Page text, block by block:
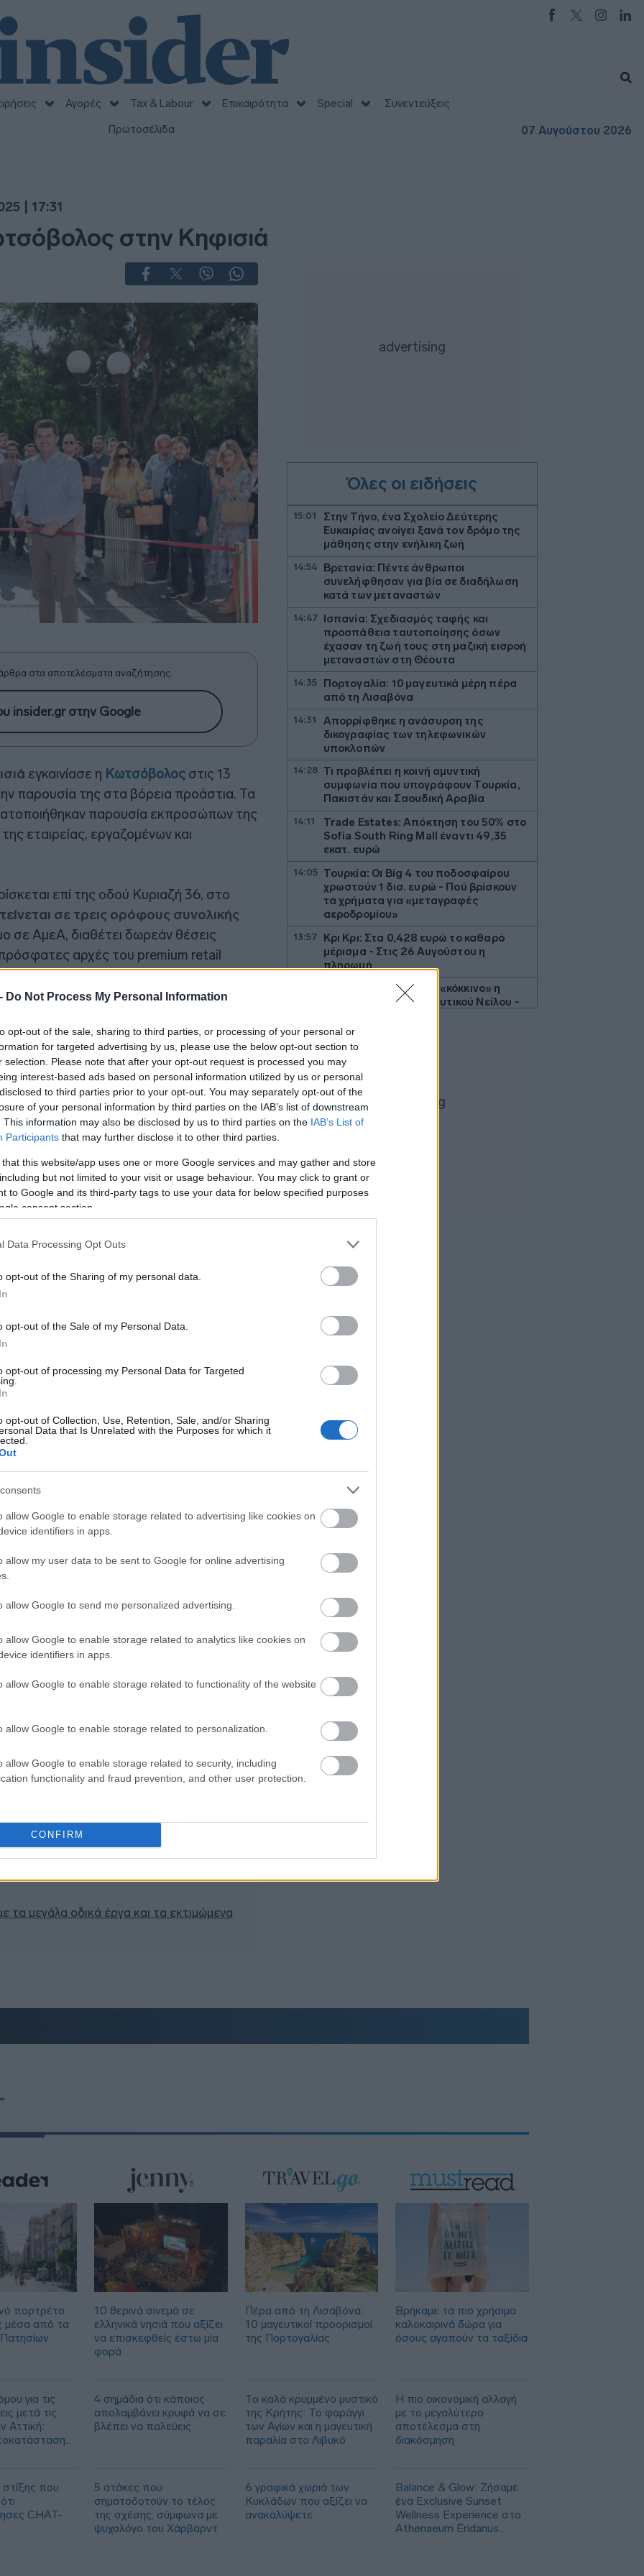
Do Not Process My Personal Information
opt-out of the sale, sharing to third parties, or processing of your personal or
for targeted advertising by us, please use the below opt-out section to
selection. Please note that after your opt-out request is processed you may
interest-based ads based on personal information utilized by us or personal
to third parties prior to your opt-out. You may separately opt-out of the
of your personal information by third parties on the IAB’s list of downstream
This information may also be disclosed by us to third parties on the IAB’s List of
Participants that may further disclose it to other third parties.
that this website/app uses one or more Google services and may gather and store
but not limited to your visit or usage behaviour. You may click to grant or
to Google and its third-party tags to use your data for below specified purposes
consent section.
Data Processing Opt Outs
opt-out of the Sharing of my personal data.
opt-out of the Sale of my Personal Data.
opt-out of processing my Personal Data for Targeted
opt-out of Collection, Use, Retention, Sale, and/or Sharing
Data that Is Unrelated with the Purposes for which it
allow Google to enable storage related to advertising like cookies on
identifiers in apps.
allow my user data to be sent to Google for online advertising
allow Google to send me personalized advertising.
allow Google to enable storage related to analytics like cookies on
identifiers in apps.
allow Google to enable storage related to functionality of the website
allow Google to enable storage related to personalization.
allow Google to enable storage related to security, including
functionality and fraud prevention, and other user protection.
CONFIRM
Αγορές Tax & Labour Επικαιρότητα Special
Συνεντεύξεις
Πρωτοσέλιδα
07 Αυγούστου 2026
| 17:31
στην Κηφισιά
στα αποτελέσματα αναζήτησης.
insider.gr στην Google
εγκαινίασε η Κωτσόβολος στις 13
παρουσία της στα βόρεια προάστια. Τα
παρουσία εκπροσώπων της
εταιρείας, εργαζομένων και
επί της οδού Κυριαζή 36, στο
σε τρεις ορόφους συνολικής
σε ΑμεΑ, διαθέτει δωρεάν θέσεις
πρόσφατες αρχές του premium retail
και ειδικά διαμορφωμένους branded
στην Κηφισιά αποτυπώνει μια νέα
καταναλωτή: όχι απλώς με προϊόντα,
συνδυάζουν κορυφαία brands,
για την καθημερινή ζωή. Δεν
ένα πλαίσιο επιλογών με
ανάγκες του σήμερα. Στο
παρουσίας μας σε κομβικά σημεία, η
αγορών — είναι ένας
της καθημερινότητας και των
για το 2027 - Το παράπονο της
Ιστορία
«κίτρινα» και «κόκκινα» σπίτια για
τα μεγάλα οδικά έργα και τα εκτιμώμενα
Όλες οι ειδήσεις
15:01
Στην Τήνο, ένα Σχολείο Δεύτερης
Ευκαιρίας ανοίγει ξανά τον δρόμο της
μάθησης στην ενήλικη ζωή
14:54
Βρετανία: Πέντε άνθρωποι
συνελήφθησαν για βία σε διαδήλωση
κατά των μεταναστών
14:47 Ισπανία: Σχεδιασμός ταφής και
προσπάθεια ταυτοποίησης όσων
έχασαν τη ζωή τους στη μαζική εισροή
μεταναστών στη Θέουτα
14:35
Πορτογαλία: 10 μαγευτικά μέρη πέρα
από τη Λισαβόνα
14:31
Απορρίφθηκε η ανάσυρση της
δικογραφίας των τηλεφωνικών
υποκλοπών
14:28 Τι προβλέπει η κοινή αμυντική
συμφωνία που υπογράφουν Τουρκία,
Πακιστάν και Σαουδική Αραβία
14:11
Trade Estates: Απόκτηση του 50% στο
Sofia South Ring Mall έναντι 49,35
εκατ. ευρώ
14:05
Τουρκία: Οι Big 4 του ποδοσφαίρου
χρωστούν 1 δισ. ευρώ - Πού βρίσκουν
τα χρήματα για «μεταγραφές
αεροδρομίου»
13:57
Κρι Κρι: Στα 0,428 ευρώ το καθαρό
μέρισμα - Στις 26 Αυγούστου η
πληρωμή
Βασιλακόπουλος: Στο «κόκκινο» η
Αττική για τον ιό του Δυτικού Νείλου -
παραθεριστές
13:40 Πολύ υψηλός κίνδυνος πυρκαγιάς
αύριο σε Κρήτη, Χίο, Σάμο και Ικαρία
13:31
Μπαρό για προεδρικές εκλογές: «Η
Γαλλία δε θα ανεχθεί καμία απόπειρα
ξένης ανάμιξης»
ελληνικός στόλος
13:14
Συνελήφθη στη Γερμανία ένας από
εμπορικό έλλειμμα τον Ιούνιο - «Άλμα»
Σκέρτσος για πυρκαγιές: «Nα μην
Έρευνα του ΕΟΤ: Η Ελλάδα στις
Νέο Αεροδρόμιο Κρήτης: Έπεσαν οι
Γερμανία: Συνεδρίαση του Εθνικού
Generali: Αύξηση 13,7% στα κέρδη το
α' εξάμηνο - Στα 53,4 δισ. τα
εγγεγραμμένα ασφάλιστρα
ζάχαρη
άτομα στη ζωντανή μετάδοση, oι
τοποθετήσεις των φορέων
Meta: Πρόστιμο-ρεκόρ 567 εκατ.
δολαρίων για βλάβες στην ψυχική
12:04
Σε τροχιά για την καλύτερη εβδομάδα
Στο 3,4% ο πληθωρισμός τον Ιούλιο -
Στα ύψη στέγαση, καύσιμα, εκτόξευση
Google: Tι σημαίνει η μετακόμιση του
11:32
Η Ρωσία επιτέθηκε σε πλοία με
Σε υψηλό έξι ετών η ανεργία στη
πορτρέτο
μέσα από τα
για τις
μετά τις
Αττική:
που
CHAT-
10 θερινά σινεμά σε
ελληνικά νησιά που αξίζει
να επισκεφθείς έστω μία
φορά
4 σημάδια ότι κάποιος
απολαμβάνει κρυφά να σε
βλέπει να παλεύεις
5 ατάκες που
σηματοδοτούν το τέλος
της σχέσης, σύμφωνα με
ψυχολόγο του Χάρβαρντ
Πέρα από τη Λισαβόνα:
10 μαγευτικοί προορισμοί
της Πορτογαλίας
Το καλά κρυμμένο μυστικό
της Κρήτης: Το φαράγγι
των Αγίων και η μαγευτική
παραλία στο Λιβυκό
6 γραφικά χωριά των
Κυκλάδων που αξίζει να
ανακαλύψετε
Βρήκαμε τα πιο χρήσιμα
καλοκαιρινά δώρα για
όσους αγαπούν τα ταξίδια
Η πιο οικονομική αλλαγή
με το μεγαλύτερο
αποτέλεσμα στη
διακόσμηση
Balance & Glow: Ζήσαμε
ένα Exclusive Sunset
Wellness Experience στο
Athenaeum Eridanus